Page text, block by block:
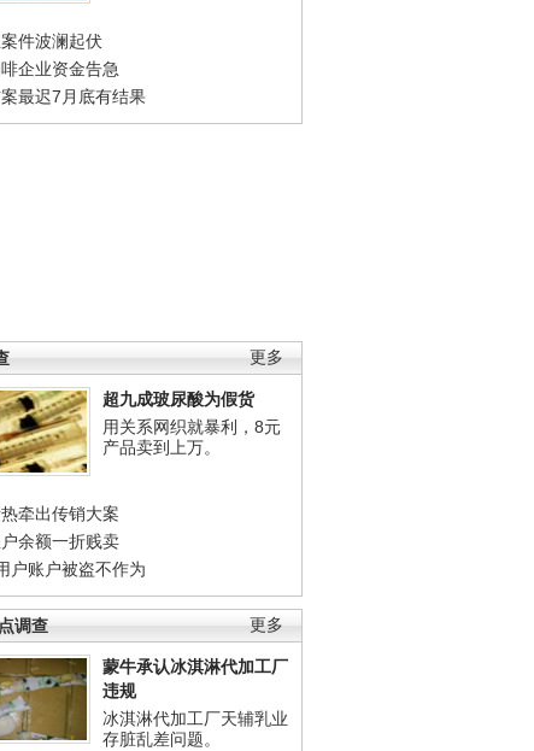
件波澜起伏
企业资金告急
最迟7月底有结果
更多
超九成玻尿酸为假货
用关系网织就暴利，8元
产品卖到上万。
牵出传销大案
余额一折贱卖
户账户被盗不作为
更多
调查
蒙牛承认冰淇淋代加工厂
违规
冰淇淋代加工厂天辅乳业
存脏乱差问题。